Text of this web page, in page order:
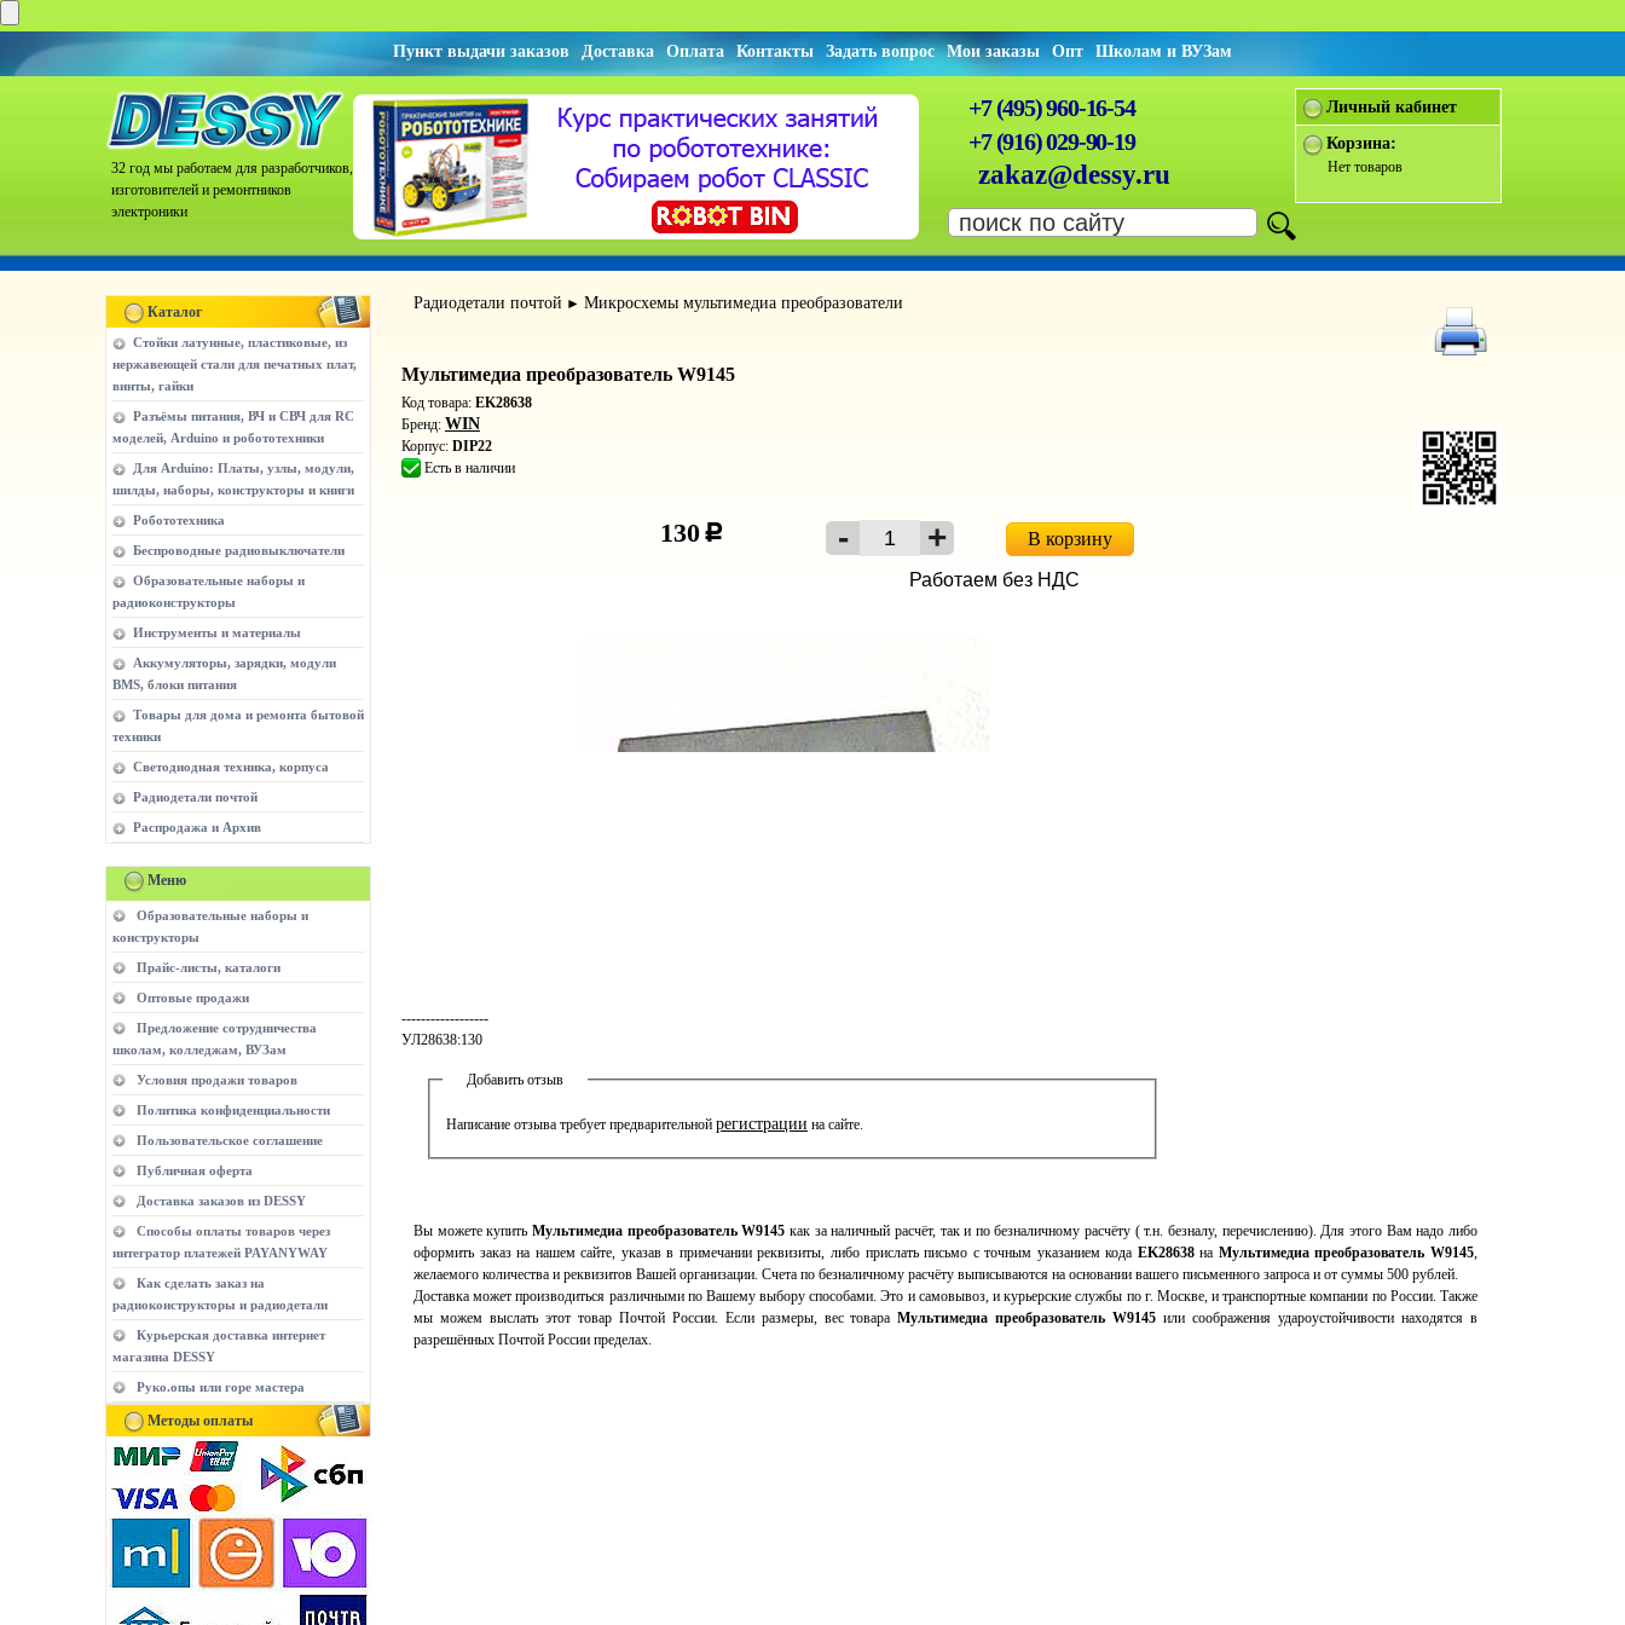
Пункт выдачи заказов Доставка Оплата Контакты Задать вопрос Мои заказы Опт Школам и ВУЗам
32 год мы работаем для разработчиков,
изготовителей и ремонтников
электроники
+7 (495) 960-16-54
+7 (916) 029-90-19
zakaz@dessy.ru
Личный кабинет
Корзина:
Нет товаров
Каталог
Стойки латунные, пластиковые, из
нержавеющей стали для печатных плат,
винты, гайки
Разъёмы питания, ВЧ и СВЧ для RC
моделей, Arduino и робототехники
Для Arduino: Платы, узлы, модули,
шилды, наборы, конструкторы и книги
Робототехника
Беспроводные радиовыключатели
Образовательные наборы и
радиоконструкторы
Инструменты и материалы
Аккумуляторы, зарядки, модули
BMS, блоки питания
Товары для дома и ремонта бытовой
техники
Светодиодная техника, корпуса
Радиодетали почтой
Распродажа и Архив
Меню
Образовательные наборы и
конструкторы
Прайс-листы, каталоги
Оптовые продажи
Предложение сотрудничества
школам, колледжам, ВУЗам
Условия продажи товаров
Политика конфиденциальности
Пользовательское соглашение
Публичная оферта
Доставка заказов из DESSY
Способы оплаты товаров через
интегратор платежей PAYANYWAY
Как сделать заказ на
радиоконструкторы и радиодетали
Курьерская доставка интернет
магазина DESSY
Руко.опы или горе мастера
Методы оплаты
Радиодетали почтой ► Микросхемы мультимедиа преобразователи
Мультимедиа преобразователь W9145
Код товара: EK28638
Бренд: WIN
Корпус: DIP22
Есть в наличии
130 c
В корзину
Работаем без НДС
------------------
УЛ28638:130
Добавить отзыв
Написание отзыва требует предварительной регистрации на сайте.
Вы можете купить Мультимедиа преобразователь W9145 как за наличный расчёт, так и по безналичному расчёту ( т.н. безналу, перечислению). Для этого Вам надо либо
оформить заказ на нашем сайте, указав в примечании реквизиты, либо прислать письмо с точным указанием кода EK28638на Мультимедиа преобразователь W9145
желаемого количества и реквизитов Вашей организации. Счета по безналичному расчёту выписываются на основании вашего письменного запроса и от суммы 500 рублей.
Доставка может производиться различными по Вашему выбору способами. Это и самовывоз, и курьерские службы по г. Москве, и транспортные компании по России. Также
мы можем выслать этот товар Почтой России. Если размеры, вес товараМультимедиа преобразователь W9145 или соображения удароустойчивости находятся в
разрешённых Почтой России пределах.